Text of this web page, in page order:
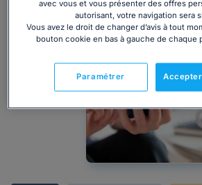
avec vous et vous présenter des offres
autorisant, votre navigation sera
Vous avez le droit de changer d’avis à tout
bouton cookie en bas à gauche de chaque
Paramétrer